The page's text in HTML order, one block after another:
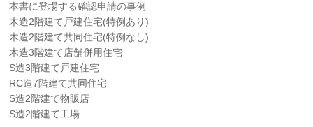
本書に登場する確認申請の事例
木造2階建て戸建住宅(特例あり)
木造2階建て共同住宅(特例なし)
木造3階建て店舗併用住宅
S造3階建て戸建住宅
RC造7階建て共同住宅
S造2階建て物販店
S造2階建て工場